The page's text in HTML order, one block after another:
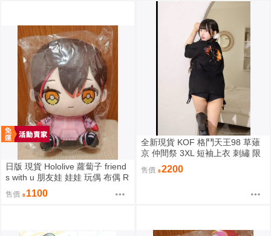
日版 現貨 Hololive 蘿蔔子 friend
s with u 朋友娃 娃娃 玩偶 布偶 R
oboco ロボ子
售價 1100
全新現貨 KOF 格鬥天王98 草薙
京 仲間祭 3XL 短袖上衣 刺繡 限
定聯名
售價 2200